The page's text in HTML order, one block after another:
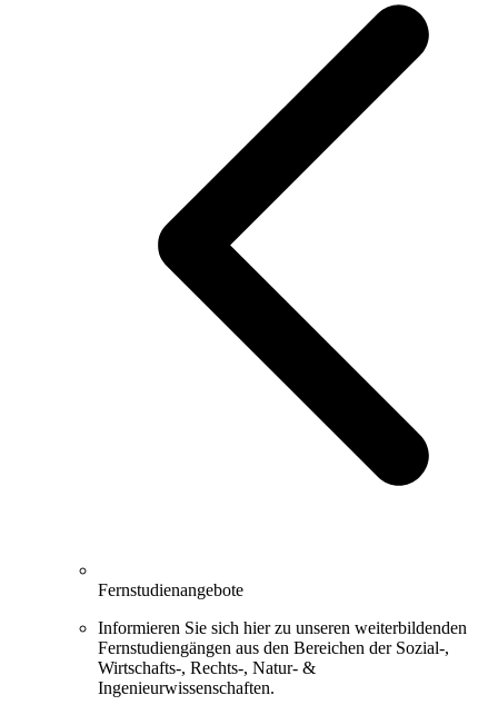
Fernstudienangebote
Informieren Sie sich hier zu unseren weiterbildenden
Fernstudiengängen aus den Bereichen der Sozial-,
Wirtschafts-, Rechts-, Natur- &
Ingenieurwissenschaften.